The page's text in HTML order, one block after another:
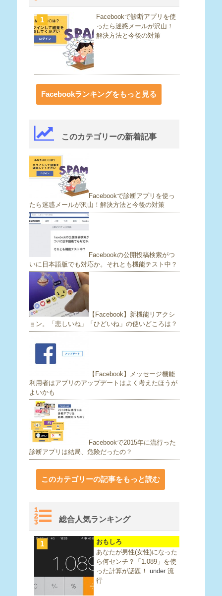
1
Facebookで診断アプリを使
ったら迷惑メールが沢山！
解決方法と今後の対策
Facebookランキングをもっと見る
このカテゴリーの新着記事
Facebookで診断アプリを使っ
たら迷惑メールが沢山！解決方法と今後の対策
Facebookの公開投稿検索がつ
いに日本語版でも対応か。それとも機能テスト中？
【Facebook】新機能リアクシ
ョン。「悲しいね」「ひどいね」の使いどころは？
【Facebook】メッセージ機能
利用者はアプリのアップデートはよく考えたほうが
よいかも
Facebookで2015年に流行った
診断アプリは結局、危険だったの？
このカテゴリーの記事をもっと読む
総合人気ランキング
1
おもしろ
あなたが男性(女性)になった
ら何センチ？「1.089」を使
った計算が話題！ under 流
行